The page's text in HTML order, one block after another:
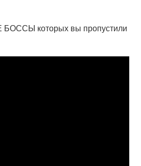
которых вы пропустили